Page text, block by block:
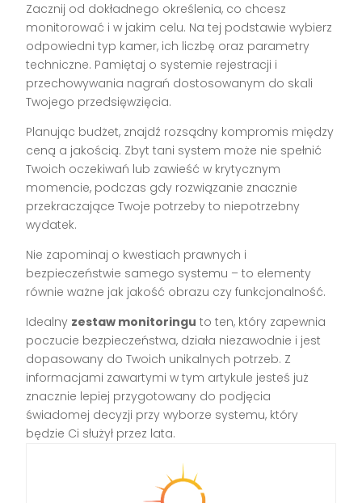
Zacznij od dokładnego określenia, co chcesz
monitorować i w jakim celu. Na tej podstawie wybierz
odpowiedni typ kamer, ich liczbę oraz parametry
techniczne. Pamiętaj o systemie rejestracji i
przechowywania nagrań dostosowanym do skali
Twojego przedsięwzięcia.
Planując budżet, znajdź rozsądny kompromis między
ceną a jakością. Zbyt tani system może nie spełnić
Twoich oczekiwań lub zawieść w krytycznym
momencie, podczas gdy rozwiązanie znacznie
przekraczające Twoje potrzeby to niepotrzebny
wydatek.
Nie zapominaj o kwestiach prawnych i
bezpieczeństwie samego systemu – to elementy
równie ważne jak jakość obrazu czy funkcjonalność.
Idealny zestaw monitoringu to ten, który zapewnia
poczucie bezpieczeństwa, działa niezawodnie i jest
dopasowany do Twoich unikalnych potrzeb. Z
informacjami zawartymi w tym artykule jesteś już
znacznie lepiej przygotowany do podjęcia
świadomej decyzji przy wyborze systemu, który
będzie Ci służył przez lata.